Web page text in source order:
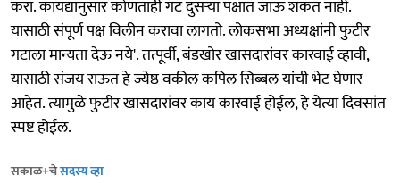
करा. कायद्यानुसार कोणताही गट दुसऱ्या पक्षात जाऊ शकत नाही.
यासाठी संपूर्ण पक्ष विलीन करावा लागतो. लोकसभा अध्यक्षांनी फुटीर
गटाला मान्यता देऊ नये'. तत्पूर्वी, बंडखोर खासदारांवर कारवाई व्हावी,
यासाठी संजय राऊत हे ज्येष्ठ वकील कपिल सिब्बल यांची भेट घेणार
आहेत. त्यामुळे फुटीर खासदारांवर काय कारवाई होईल, हे येत्या दिवसांत
स्पष्ट होईल.
सकाळ+चेसदस्य व्हा